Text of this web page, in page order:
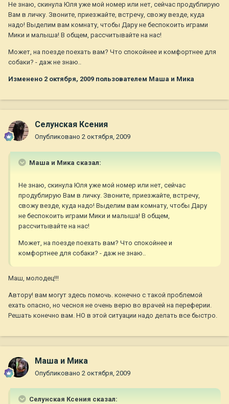
Не знаю, скинула Юля уже мой номер или нет, сейчас продублирую
Вам в личку. Звоните, приезжайте, встречу, свожу везде, куда
надо! Выделим вам комнату, чтобы Дару не беспокоить играми
Мики и малыша! В общем, рассчитывайте на нас!
Может, на поезде поехать вам? Что спокойнее и комфортнее для
собаки? - даж не знаю..
Изменено 2 октября, 2009 пользователем Маша и Мика
Селунская Ксения
Опубликовано 2 октября, 2009
Маша и Мика сказал:
Не знаю, скинула Юля уже мой номер или нет, сейчас
продублирую Вам в личку. Звоните, приезжайте, встречу,
свожу везде, куда надо! Выделим вам комнату, чтобы Дару
не беспокоить играми Мики и малыша! В общем,
рассчитывайте на нас!
Может, на поезде поехать вам? Что спокойнее и
комфортнее для собаки? - даж не знаю..
Маш, молодец!!!
Автору! вам могут здесь помочь. конечно с такой проблемой
ехать опасно, но чесноя не очень верю во врачей на переферии.
Решать конечно вам. НО в этой ситуации надо делать все быстро.
Маша и Мика
Опубликовано 2 октября, 2009
Селунская Ксения сказал: